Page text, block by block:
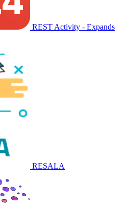
REST Activity - Expands
RESALA